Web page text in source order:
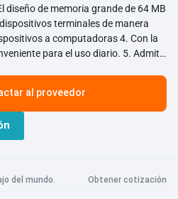
diseño de memoria grande de 64 MB
terminales de manera
a computadoras 4. Con la
para el uso diario. 5. Admite
en 5G 6. Red inteligente anti-
al proveedor
del mundo. Obtener cotización